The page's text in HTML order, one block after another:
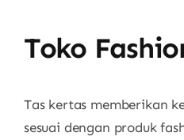
Toko
Tas kertas memberikan
sesuai dengan produk